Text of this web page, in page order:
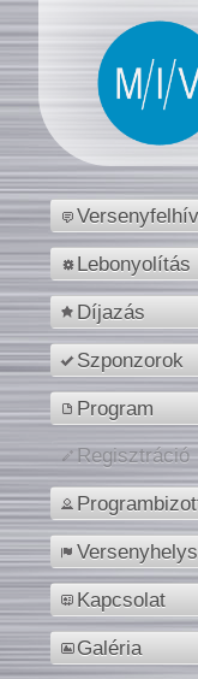
Lebonyolítás
Díjazás
Szponzorok
Program
Regisztráció
Kapcsolat
Galéria